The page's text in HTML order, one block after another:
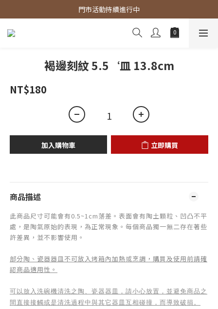
官網商品 全館滿3000 免運費
門市活動持續進行中
官網商品 全館滿3000 免運費
褐邊刻紋 5.5‘皿 13.8cm
NT$180
加入購物車 立即購買
商品描述
此商品尺寸可能會有0.5~1cm落差。表面會有陶土顆粒、凹凸不平
處，是陶氣原始的表現，為正常現象。 每個商品獨一無二存在著些
許差異，並不影響使用。
部分陶、瓷器器皿不可放入烤箱內加熱或烹調，購買及使用前請確
認商品適用性。
可以放入洗碗機清洗之陶、瓷器器皿，請小心放置，並避免商品之
間直接接觸或是清洗過程中與其它器皿互相碰撞，而導致破損。